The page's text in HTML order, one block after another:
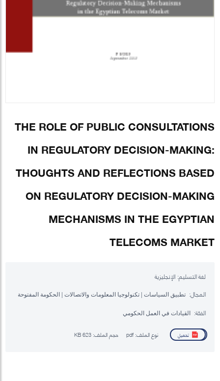
THE ROLE OF PUBLIC CONSULTATIONS
IN REGULATORY DECISION-MAKING:
THOUGHTS AND REFLECTIONS BASED
ON REGULATORY DECISION-MAKING
MECHANISMS IN THE EGYPTIAN
TELECOMS MARKET
لغة التسليم: الإنجليزية
المجال:
تطبيق السياسات | تكنولوجيا المعلومات والاتصالات | الحكومة المفتوحة
الفئة: القيادات في العمل الحكومي
تحميل نوع الملف: pdf حجم الملف: 623 KB